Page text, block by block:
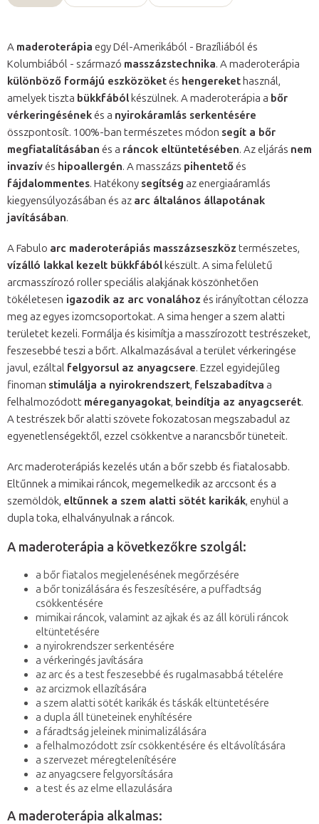
A maderoterápia egy Dél-Amerikából - Brazíliából és
Kolumbiából - származó masszázstechnika. A maderoterápia
különböző formájú eszközöketés hengereket használ,
amelyek tiszta bükkfából készülnek. A maderoterápia a bőr
vérkeringésénekés a nyirokáramlás serkentésére
összpontosít. 100%-ban természetes módon segít a bőr
megfiatalításában és a ráncok eltüntetésében. Az eljárás nem
invazívés hipoallergén. A masszázs pihentetőés
fájdalommentes. Hatékony segítség az energiaáramlás
kiegyensúlyozásában és az arc általános állapotának
javításában.
A Fabulo arc maderoterápiás masszázseszköz természetes,
vízálló lakkal kezelt bükkfából készült. A sima felületű
arcmasszírozó roller speciális alakjának köszönhetően
tökéletesen igazodik az arc vonalához és irányítottan célozza
meg az egyes izomcsoportokat. A sima henger a szem alatti
területet kezeli. Formálja és kisimítja a masszírozott testrészeket,
feszesebbé teszi a bőrt. Alkalmazásával a terület vérkeringése
javul, ezáltal felgyorsul az anyagcsere. Ezzel egyidejűleg
finoman stimulálja a nyirokrendszert, felszabadítva a
felhalmozódott méreganyagokat, beindítja az anyagcserét.
A testrészek bőr alatti szövete fokozatosan megszabadul az
egyenetlenségektől, ezzel csökkentve a narancsbőr tüneteit.
Arc maderoterápiás kezelés után a bőr szebb és fiatalosabb.
Eltűnnek a mimikai ráncok, megemelkedik az arccsont és a
szemöldök, eltűnnek a szem alatti sötét karikák, enyhül a
dupla toka, elhalványulnak a ráncok.
A maderoterápia a következőkre szolgál:
a bőr fiatalos megjelenésének megőrzésére
a bőr tonizálására és feszesítésére, a puffadtság
csökkentésére
mimikai ráncok, valamint az ajkak és az áll körüli ráncok
eltüntetésére
a nyirokrendszer serkentésére
a vérkeringés javítására
az arc és a test feszesebbé és rugalmasabbá tételére
az arcizmok ellazítására
a szem alatti sötét karikák és táskák eltüntetésére
a dupla áll tüneteinek enyhítésére
a fáradtság jeleinek minimalizálására
a felhalmozódott zsír csökkentésére és eltávolítására
a szervezet méregtelenítésére
az anyagcsere felgyorsítására
a test és az elme ellazulására
A maderoterápia alkalmas: